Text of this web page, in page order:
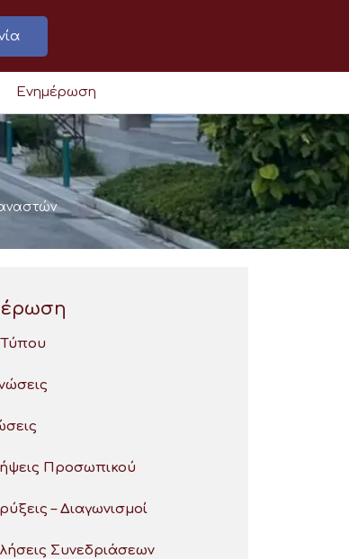
Ενημέρωση
Τύπου
Προσωπικού
– Διαγωνισμοί
Συνεδριάσεων